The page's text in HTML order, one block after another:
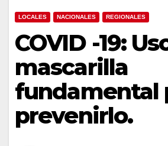
LOCALES NACIONALES REGIONALES
COVID -19:
mascarilla
fundamental
prevenirlo.